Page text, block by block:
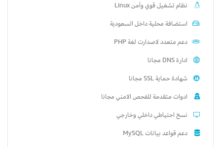
نظام تشغيل قوي وآمن Linux
استضافة محلية داخل السعودية
دعم متعدد لاصدارت لغة PHP
ادارة DNS مجانا
شهادة حماية SSL مجانا
ادوات متقدمة للفحص الامني مجانا
نسخ احتياطي داخلي وخارجي
دعم قواعد بيانات MySQL